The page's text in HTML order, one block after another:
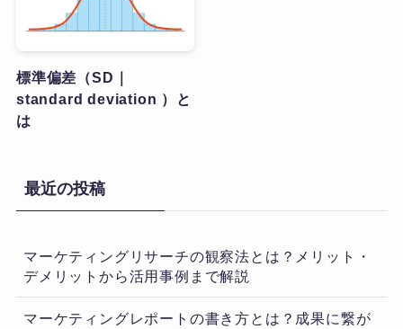
標準偏差（SD｜
standard deviation ）と
は
最近の投稿
マーケティングリサーチの観察法とは？メリット・
デメリットから活用事例まで解説
マーケティングレポートの書き方とは？成果に繋が